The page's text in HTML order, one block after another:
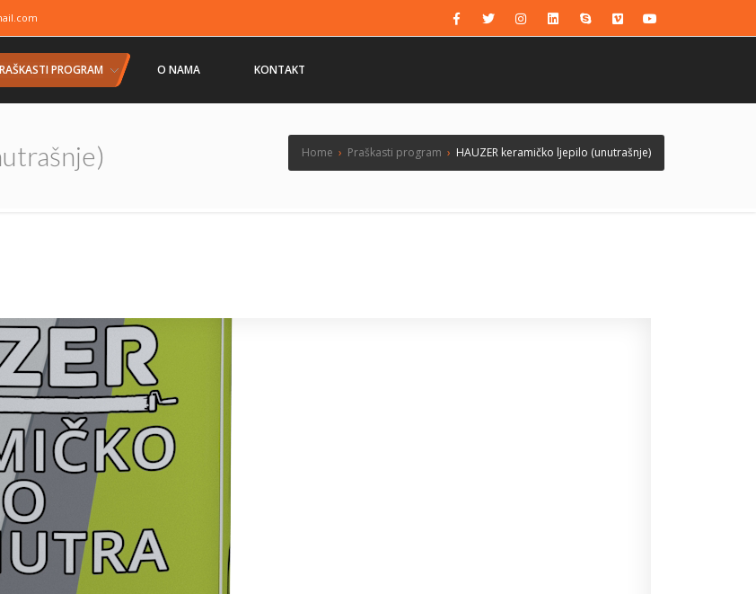
PROGRAM O NAMA KONTAKT
Home › Praškasti program › HAUZER keramičko ljepilo (unutrašnje)